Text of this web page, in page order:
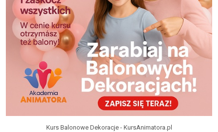
Kurs Balonowe Dekoracje - KursAnimatora.pl